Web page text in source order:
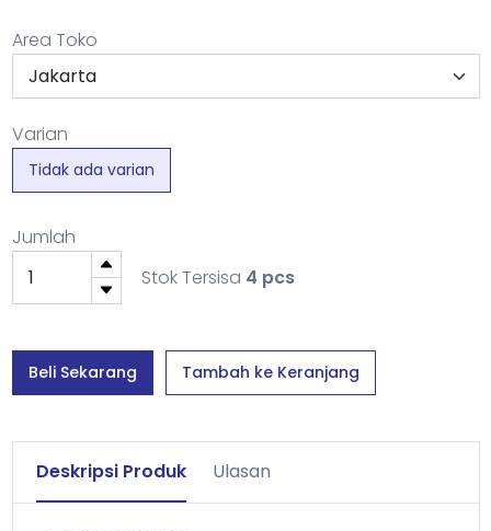
Area Toko
Varian
Tidak ada varian
Jumlah
Stok Tersisa 4 pcs
Beli Sekarang Tambah ke Keranjang
Deskripsi Produk Ulasan